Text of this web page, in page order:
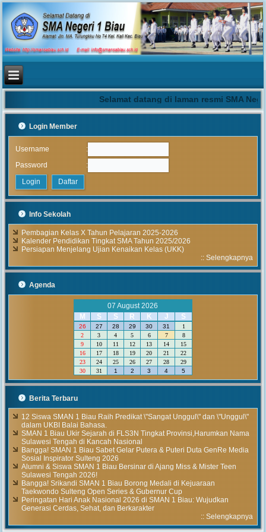
Selamat datang di laman resmi SMA
Login Member
Username
:
Password
:
Info Sekolah
Pembagian Kelas X Tahun Pelajaran 2025-2026
Kalender Pendidikan Tingkat SMA Tahun 2025/2026
Persiapan Menjelang Ujian Kenaikan Kelas (UKK)
:: Selengkapnya
Agenda
07 August 2026
M
S S R K J S
26 27 28 29 30 31
1
2
3 4 5 6 7
8
9
10 11 12 13 14
15
16
17 18 19 20 21
22
23
24 25 26 27 28
29
30
31 1 2 3 4 5
Berita Terbaru
12 Siswa SMAN 1 Biau Raih Predikat \"Sangat Unggul\" dan \"Unggul\"
dalam UKBI Balai Bahasa.
SMAN 1 Biau Ukir Sejarah di FLS3N Tingkat Provinsi,Harumkan Nama
Sulawesi Tengah di Kancah Nasional
Bangga! SMAN 1 Biau Sabet Gelar Putera & Puteri Duta GenRe Media
Sosial Inspirator Sulteng 2026
Alumni & Siswa SMAN 1 Biau Bersinar di Ajang Miss & Mister Teen
Sulawesi Tengah 2026!
Bangga! Srikandi SMAN 1 Biau Borong Medali di Kejuaraan
Taekwondo Sulteng Open Series & Gubernur Cup
Peringatan Hari Anak Nasional 2026 di SMAN 1 Biau: Wujudkan
Generasi Cerdas, Sehat, dan Berkarakter
:: Selengkapnya